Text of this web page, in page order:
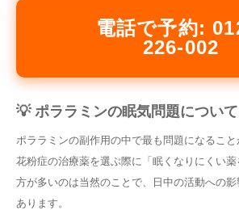
電話で予約:
226-002
💡 ポララミンの眠気問題について
ポララミンの副作用の中で最も問題になること
花粉症の治療薬を選ぶ際に「眠くなりにくい
方が多いのは当然のことで、日中の活動への影
あります。